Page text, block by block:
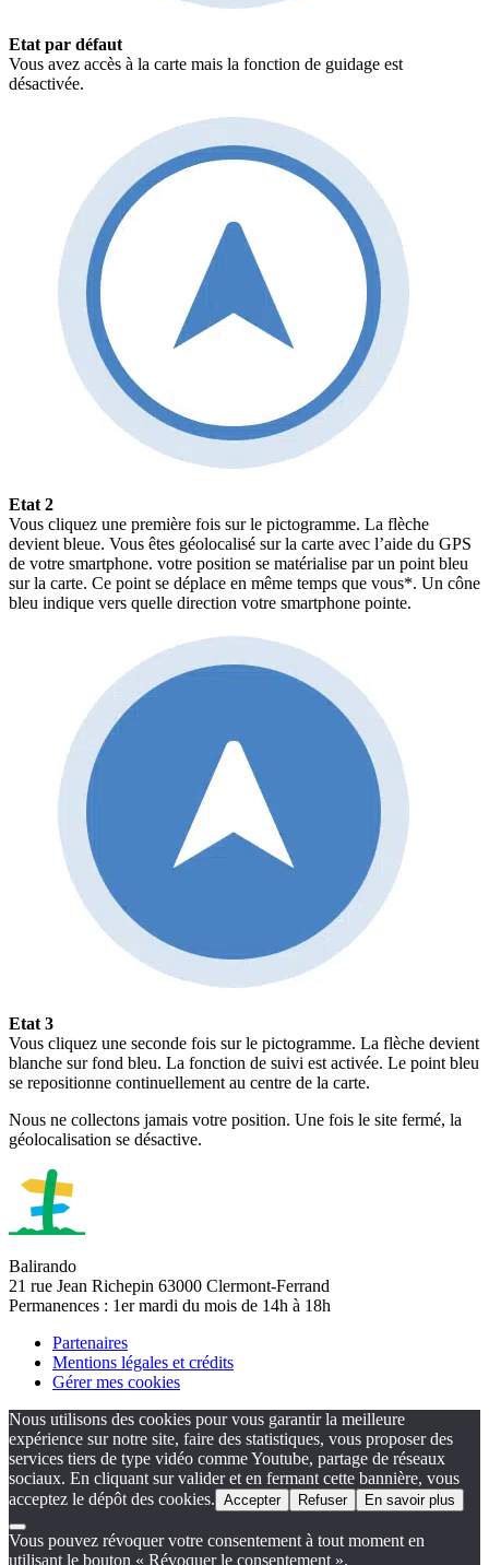
Etat par défaut
Vous avez accès à la carte mais la fonction de guidage est
désactivée.
Etat 2
Vous cliquez une première fois sur le pictogramme. La flèche
devient bleue. Vous êtes géolocalisé sur la carte avec l’aide du GPS
de votre smartphone. votre position se matérialise par un point bleu
sur la carte. Ce point se déplace en même temps que vous*. Un cône
bleu indique vers quelle direction votre smartphone pointe.
Etat 3
Vous cliquez une seconde fois sur le pictogramme. La flèche devient
blanche sur fond bleu. La fonction de suivi est activée. Le point bleu
se repositionne continuellement au centre de la carte.
Nous ne collectons jamais votre position. Une fois le site fermé, la
géolocalisation se désactive.
Balirando
21 rue Jean Richepin 63000 Clermont-Ferrand
Permanences : 1er mardi du mois de 14h à 18h
Partenaires
Mentions légales et crédits
Gérer mes cookies
Nous utilisons des cookies pour vous garantir la meilleure
expérience sur notre site, faire des statistiques, vous proposer des
services tiers de type vidéo comme Youtube, partage de réseaux
sociaux. En cliquant sur valider et en fermant cette bannière, vous
acceptez le dépôt des cookies. Accepter Refuser En savoir plus
Vous pouvez révoquer votre consentement à tout moment en
utilisant le bouton « Révoquer le consentement ».